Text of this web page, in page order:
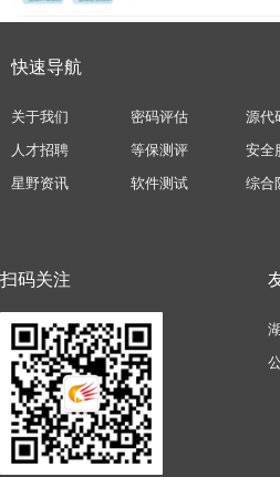
快速导航
关于我们
人才招聘
星野资讯
源代
安全
综合
密码评估
等保测评
软件测试
扫码关注